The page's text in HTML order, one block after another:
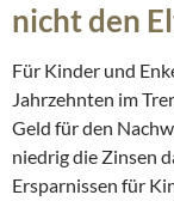
nicht den
Für Kinder und
Jahrzehnten im
Geld für den
niedrig die Zinsen
Ersparnissen für